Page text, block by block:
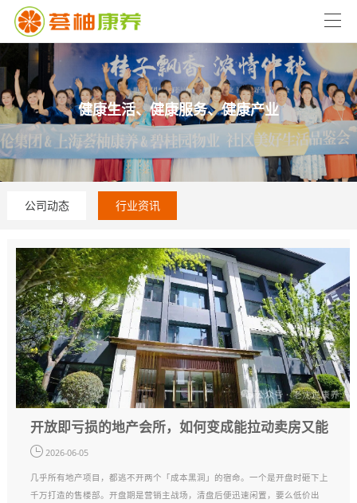
健康生活、健康服务、健康产业
公司动态 行业资讯
开放即亏损的地产会所，如何变成能拉动卖房又能
持续运营的优质资产？
2026-06-05
几乎所有地产项目，都逃不开两个「成本黑洞」的宿命。一个是开盘时砸下上
千万打造的售楼部。开盘期是营销主战场，清盘后便迅速闲置，要么低价出